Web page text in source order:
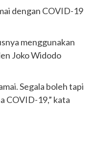
dengan COVID-19
menggunakan
Joko Widodo
Segala boleh tapi
COVID-19,” kata